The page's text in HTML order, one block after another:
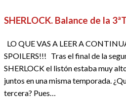
SHERLOCK. Balance de la
LO QUE VAS A LEER A
SPOILERS!!! Tras el final de la
SHERLOCK el listón estaba muy
juntos en una misma temporada.
tercera? Pues…